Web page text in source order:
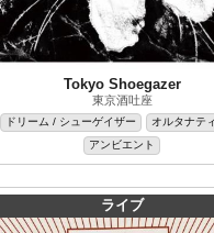
Tokyo Shoegazer
東京酒吐座
ドリーム / シューゲイザー オルタナテ
アンビエント
ライブ